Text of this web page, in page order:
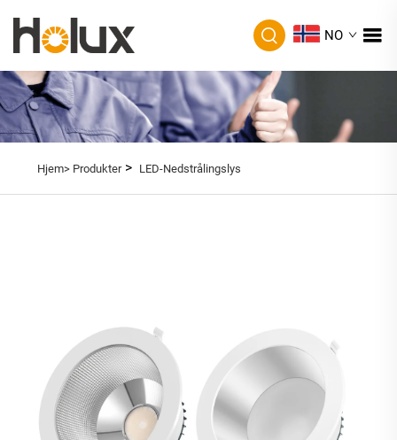
NO
Hjem> Produkter> LED-Nedstrålingslys